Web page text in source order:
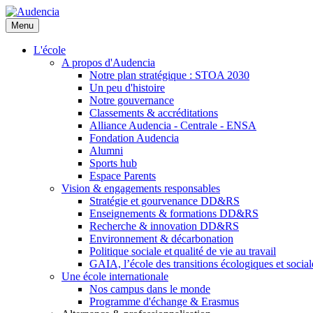
Aller
au
contenu
principal
Menu
L'école
A propos d'Audencia
Notre plan stratégique : STOA 2030
Un peu d'histoire
Notre gouvernance
Classements & accréditations
Alliance Audencia - Centrale - ENSA
Fondation Audencia
Alumni
Sports hub
Espace Parents
Vision & engagements responsables
Stratégie et gourvenance DD&RS
Enseignements & formations DD&RS
Recherche & innovation DD&RS
Environnement & décarbonation
Politique sociale et qualité de vie au travail
GAIA, l’école des transitions écologiques et
Une école internationale
Nos campus dans le monde
Programme d'échange & Erasmus